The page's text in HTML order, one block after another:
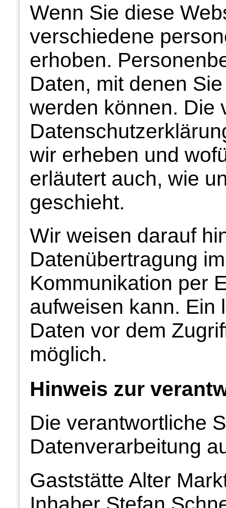
Wenn Sie diese
verschiedene
erhoben.
Daten, mit denen
werden können. Die
wir erheben und
erläutert auch, wie
geschieht.
Wir weisen darauf
Datenübertragung
Kommunikation per
aufweisen kann. Ein
Daten vor dem
möglich.
Hinweis zur
Die verantwortliche
Datenverarbeitung
Gaststätte Alter